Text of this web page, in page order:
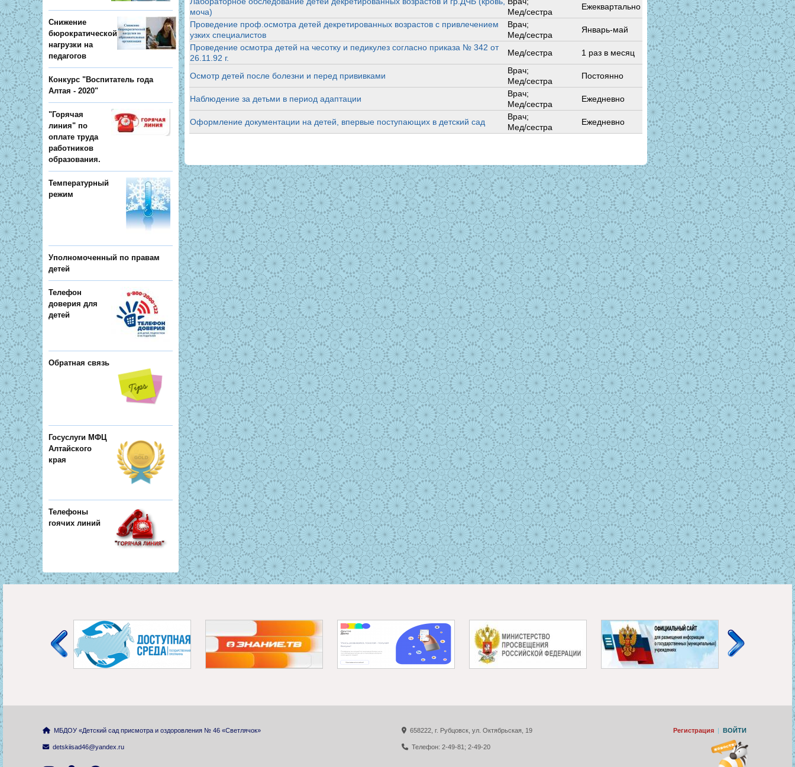
Снижение
бюрократической
нагрузки на
педагогов
Конкурс "Воспитатель года
Алтая - 2020"
"Горячая
линия" по
оплате труда
работников
образования.
Температурный
режим
Уполномоченный по правам
детей
Телефон
доверия для
детей
Обратная связь
Госуслуги МФЦ
Алтайского
края
Телефоны
гоячих линий
моча)
Мед/сестра
Ежеквартально
Проведение проф.осмотра детей декретированных возрастов с привлечением
узких специалистов
Врач;
Мед/сестра
Январь-май
Проведение осмотра детей на чесотку и педикулез согласно приказа № 342 от
26.11.92 г.
Мед/сестра 1 раз в месяц
Осмотр детей после болезни и перед прививками
Врач;
Мед/сестра
Постоянно
Наблюдение за детьми в период адаптации
Врач;
Мед/сестра
Ежедневно
Оформление документации на детей, впервые поступающих в детский сад
Врач;
Мед/сестра
Ежедневно
МБДОУ «Детский сад присмотра и оздоровления № 46 «Светлячок»
detskiisad46@yandex.ru
658222, г. Рубцовск, ул. Октябрьская, 19
Телефон: 2-49-81; 2-49-20
Регистрация | ВОЙТИ